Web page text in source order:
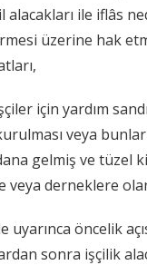
alacakları ile iflâs
üzerine hak
için yardım
veya
gelmiş ve tüzel
veya derneklere
uyarınca öncelik
sonra işçilik